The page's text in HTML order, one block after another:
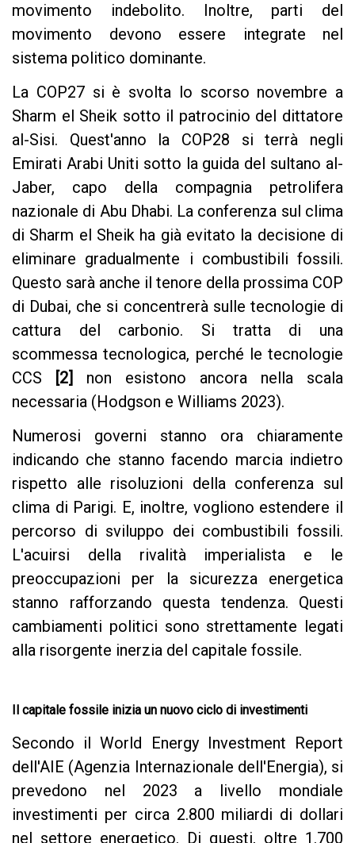
movimento indebolito. Inoltre, parti del
movimento devono essere integrate nel
sistema politico dominante.
La COP27 si è svolta lo scorso novembre a
Sharm el Sheik sotto il patrocinio del dittatore
al-Sisi. Quest'anno la COP28 si terrà negli
Emirati Arabi Uniti sotto la guida del sultano al-
Jaber, capo della compagnia petrolifera
nazionale di Abu Dhabi. La conferenza sul clima
di Sharm el Sheik ha già evitato la decisione di
eliminare gradualmente i combustibili fossili.
Questo sarà anche il tenore della prossima COP
di Dubai, che si concentrerà sulle tecnologie di
cattura del carbonio. Si tratta di una
scommessa tecnologica, perché le tecnologie
CCS
[2]
non esistono ancora nella scala
necessaria (Hodgson e Williams 2023).
Numerosi governi stanno ora chiaramente
indicando che stanno facendo marcia indietro
rispetto alle risoluzioni della conferenza sul
clima di Parigi. E, inoltre, vogliono estendere il
percorso di sviluppo dei combustibili fossili.
L'acuirsi della rivalità imperialista e le
preoccupazioni per la sicurezza energetica
stanno rafforzando questa tendenza. Questi
cambiamenti politici sono strettamente legati
alla risorgente inerzia del capitale fossile.
Il capitale fossile inizia un nuovo ciclo di investimenti
Secondo il World Energy Investment Report
dell'AIE (Agenzia Internazionale dell'Energia), si
prevedono nel 2023 a livello mondiale
investimenti per circa 2.800 miliardi di dollari
nel settore energetico. Di questi, oltre 1.700